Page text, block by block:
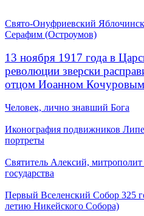
Свято-Онуфриевский
Серафим (Остроумов)
13 ноября 1917 года в
революции зверски
отцом Иоанном Кочуровым
Человек, лично знавший Бога
Иконография подвижников
портреты
Святитель Алексий,
государства
Первый Вселенский Собор 325
летию Никейского Собора)